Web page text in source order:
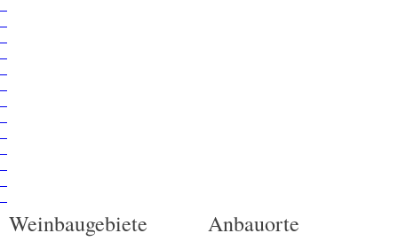
Weinbaugebiete Anbauorte